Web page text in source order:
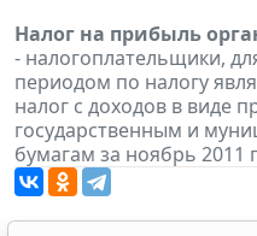
Налог на прибыль
- налогоплательщики,
периодом по налогу
налог с доходов в виде
государственным и
бумагам за ноябрь 2011